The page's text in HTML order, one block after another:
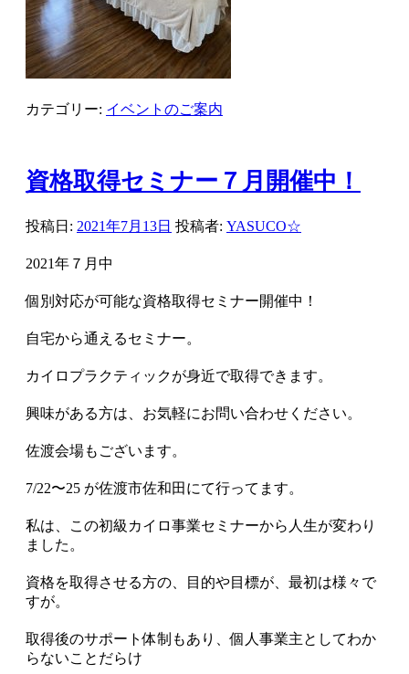
カテゴリー: イベントのご案内
資格取得セミナー７月開催中！
投稿日: 2021年7月13日 投稿者: YASUCO☆
2021年７月中
個別対応が可能な資格取得セミナー開催中！
自宅から通えるセミナー。
カイロプラクティックが身近で取得できます。
興味がある方は、お気軽にお問い合わせください。
佐渡会場もございます。
7/22〜25 が佐渡市佐和田にて行ってます。
私は、この初級カイロ事業セミナーから人生が変わり
ました。
資格を取得させる方の、目的や目標が、最初は様々で
すが。
取得後のサポート体制もあり、個人事業主としてわか
らないことだらけ